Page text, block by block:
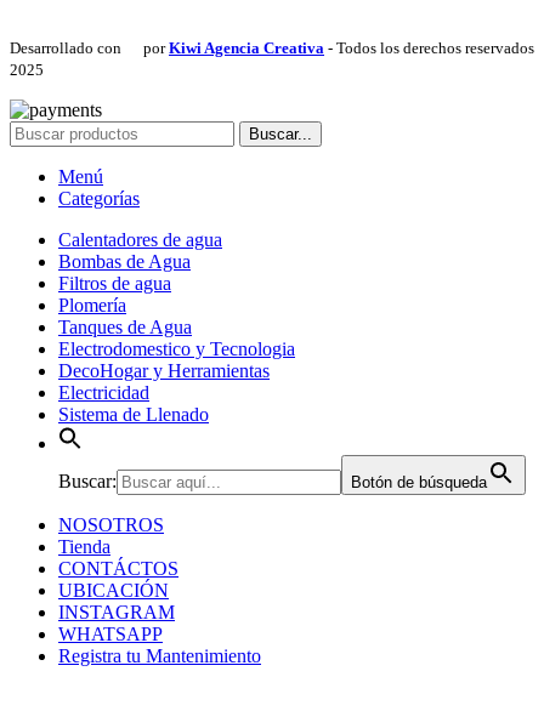
Desarrollado con porKiwi Agencia Creativa - Todos los derechos reservados
2025
Buscar...
Menú
Categorías
Calentadores de agua
Bombas de Agua
Filtros de agua
Plomería
Tanques de Agua
Electrodomestico y Tecnologia
DecoHogar y Herramientas
Electricidad
Sistema de Llenado
Buscar: Botón de búsqueda
NOSOTROS
Tienda
CONTÁCTOS
UBICACIÓN
INSTAGRAM
WHATSAPP
Registra tu Mantenimiento